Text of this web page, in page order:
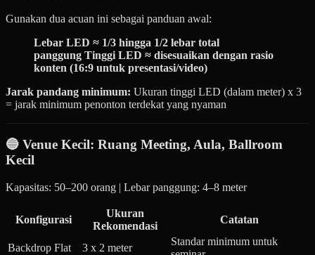
Gunakan dua acuan ini sebagai panduan awal:
Lebar LED ≈ 1/3 hingga 1/2 lebar total
panggung Tinggi LED ≈ disesuaikan dengan rasio
konten (16:9 untuk presentasi/video)
Jarak pandang minimum: Ukuran tinggi LED (dalam meter) x 3
= jarak minimum penonton terdekat yang nyaman
🔵 Venue Kecil: Ruang Meeting, Aula, Ballroom
Kecil
Kapasitas: 50–200 orang | Lebar panggung: 4–8 meter
Konfigurasi
Ukuran
Rekomendasi
Catatan
Backdrop Flat 3 x 2 meter
Standar minimum untuk